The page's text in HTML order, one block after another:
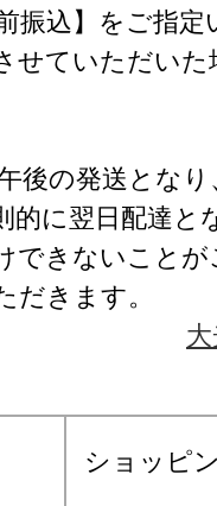
込】をご指定
せていただいた
後の発送となり
的に翌日配達と
できないこと
だきます。
ショッピ